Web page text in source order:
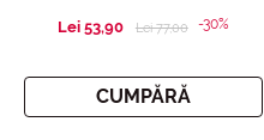
Lei 53,90 Price reduced from
Lei 77,00to-30%
CUMPĂRĂ